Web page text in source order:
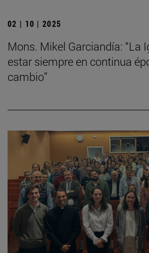
02 | 10 | 2025
Mons. Mikel Garciandía: “La
estar siempre en continua
cambio”